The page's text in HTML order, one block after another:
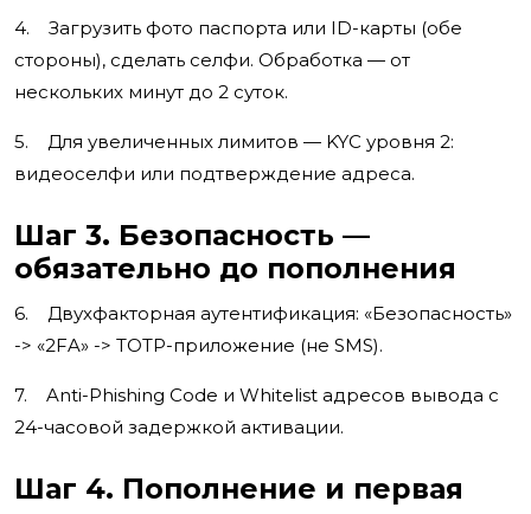
4. Загрузить фото паспорта или ID-карты (обе
стороны), сделать селфи. Обработка — от
нескольких минут до 2 суток.
5. Для увеличенных лимитов — KYC уровня 2:
видеоселфи или подтверждение адреса.
Шаг 3. Безопасность —
обязательно до пополнения
6. Двухфакторная аутентификация: «Безопасность»
-> «2FA» -> TOTP-приложение (не SMS).
7. Anti-Phishing Code и Whitelist адресов вывода с
24-часовой задержкой активации.
Шаг 4. Пополнение и первая